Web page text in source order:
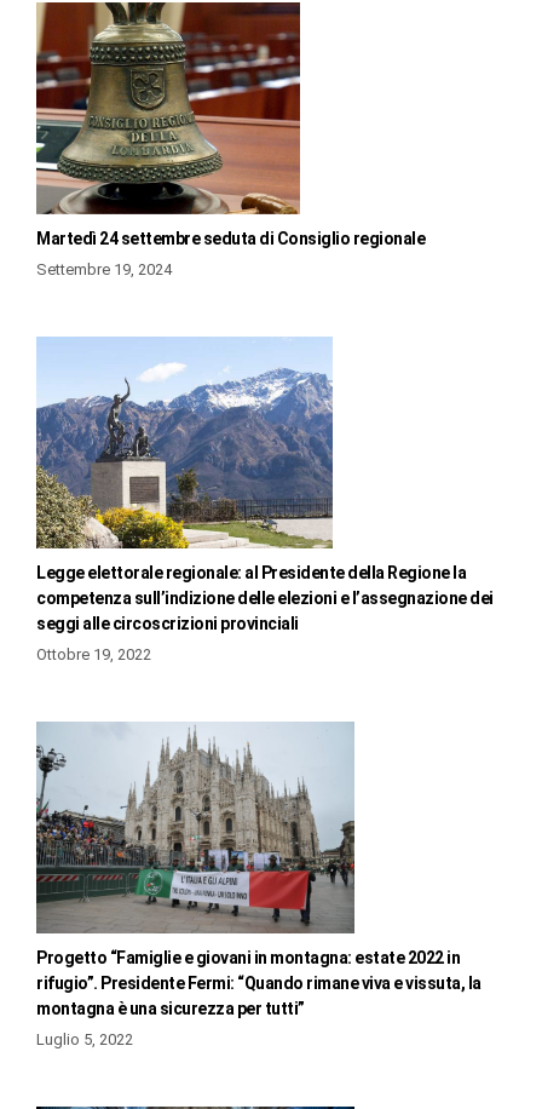
Martedì 24 settembre seduta di Consiglio regionale
Settembre 19, 2024
Legge elettorale regionale: al Presidente della Regione la
competenza sull’indizione delle elezioni e l’assegnazione dei
seggi alle circoscrizioni provinciali
Ottobre 19, 2022
Progetto “Famiglie e giovani in montagna: estate 2022 in
rifugio”. Presidente Fermi: “Quando rimane viva e vissuta, la
montagna è una sicurezza per tutti”
Luglio 5, 2022